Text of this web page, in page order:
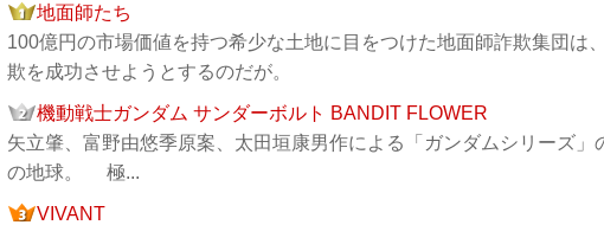
地面師たち
100億円の市場価値を持つ希少な土地に目をつけた地面師詐欺集団は
欺を成功させようとするのだが。
機動戦士ガンダム サンダーボルト BANDIT FLOWER
矢立肇、富野由悠季原案、太田垣康男作による「ガンダムシリーズ
の地球。 極...
VIVANT